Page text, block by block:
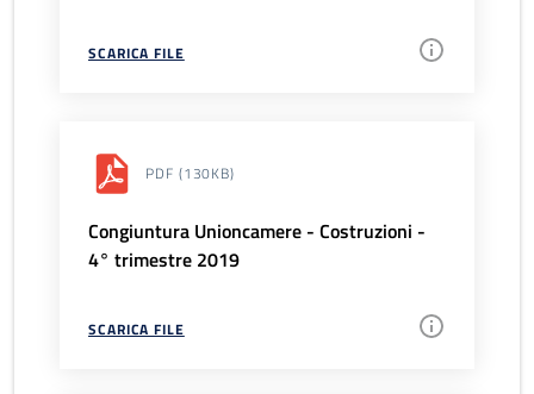
SCARICA FILE
PDF (130KB)
Congiuntura Unioncamere - Costruzioni -
4° trimestre 2019
SCARICA FILE